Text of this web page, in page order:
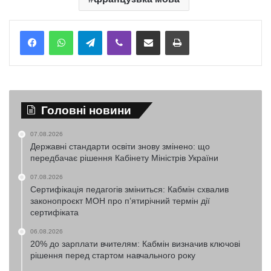
TelegramViber Надіслати електронною поштоюНадрукувати
Головні новини
07.08.2026
Державні стандарти освіти знову змінено: що
передбачає рішення Кабінету Міністрів України
07.08.2026
Сертифікація педагогів зміниться: Кабмін схвалив
законопроєкт МОН про п’ятирічний термін дії
сертифіката
06.08.2026
20% до зарплати вчителям: Кабмін визначив ключові
рішення перед стартом навчального року